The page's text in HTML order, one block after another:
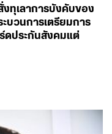
ทุเลาการบังคับของ
บวนการเตรียมการ
ดประกันสังคมแต่